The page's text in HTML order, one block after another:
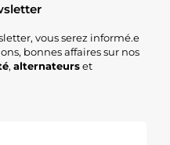
vous serez informé.e
bonnes affaires sur nos
, alternateurset